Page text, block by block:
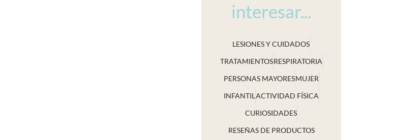
interesar...
LESIONES Y CUIDADOS
TRATAMIENTOSRESPIRATORIA
PERSONAS MAYORESMUJER
INFANTILACTIVIDAD FÍSICA
CURIOSIDADES
RESEÑAS DE PRODUCTOS